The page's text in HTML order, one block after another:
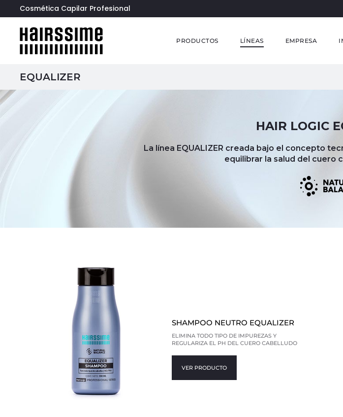
Cosmética Capilar Profesional
PRODUCTOS LÍNEAS EMPRESA
EQUALIZER
HAIR LOGIC
La línea EQUALIZER creada bajo el concepto
equilibrar la salud del cuero
SHAMPOO NEUTRO EQUALIZER
ELIMINA TODO TIPO DE IMPUREZAS Y
REGULARIZA EL PH DEL CUERO CABELLUDO
VER PRODUCTO